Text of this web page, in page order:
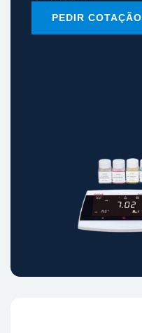
PEDIR COTAÇÃO